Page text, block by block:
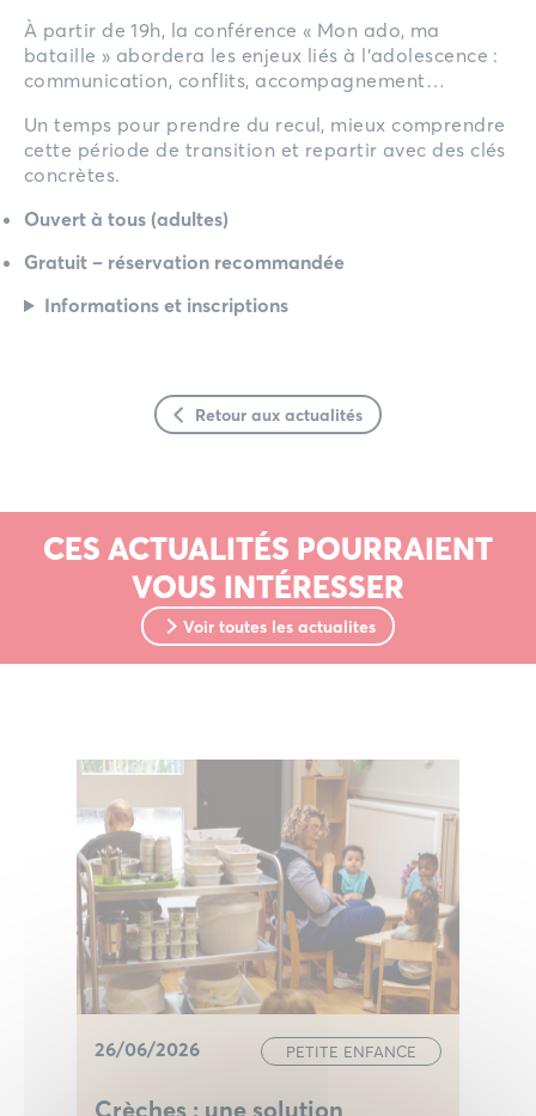
À partir de 19h, la conférence « Mon ado, ma
bataille » abordera les enjeux liés à l’adolescence :
communication, conflits, accompagnement…
Un temps pour prendre du recul, mieux comprendre
cette période de transition et repartir avec des clés
concrètes.
Ouvert à tous (adultes)
Gratuit – réservation recommandée
Informations et inscriptions
Retour aux actualités
CES ACTUALITÉS POURRAIENT
VOUS INTÉRESSER
Voir toutes les actualites
26/06/2026 PETITE ENFANCE